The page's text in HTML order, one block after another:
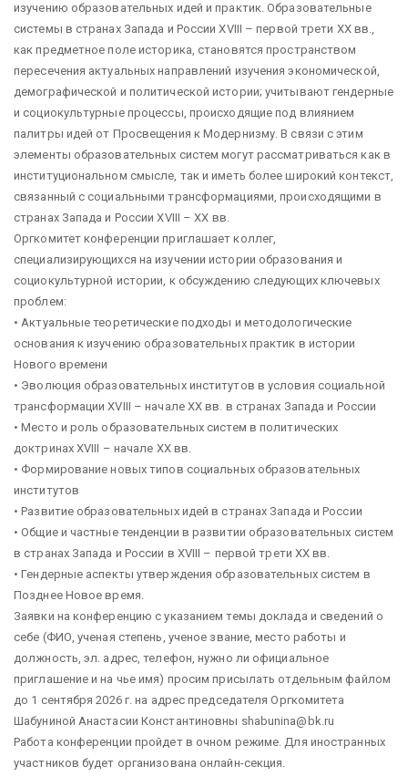
изучению образовательных идей и практик. Образовательные
системы в странах Запада и России XVIII – первой трети XX вв.,
как предметное поле историка, становятся пространством
пересечения актуальных направлений изучения экономической,
демографической и политической истории; учитывают гендерные
и социокультурные процессы, происходящие под влиянием
палитры идей от Просвещения к Модернизму. В связи с этим
элементы образовательных систем могут рассматриваться как в
институциональном смысле, так и иметь более широкий контекст,
связанный с социальными трансформациями, происходящими в
странах Запада и России XVIII – XX вв.
Оргкомитет конференции приглашает коллег,
специализирующихся на изучении истории образования и
социокультурной истории, к обсуждению следующих ключевых
проблем:
• Актуальные теоретические подходы и методологические
основания к изучению образовательных практик в истории
Нового времени
• Эволюция образовательных институтов в условия социальной
трансформации XVIII – начале XX вв. в странах Запада и России
• Место и роль образовательных систем в политических
доктринах XVIII – начале XX вв.
• Формирование новых типов социальных образовательных
институтов
• Развитие образовательных идей в странах Запада и России
• Общие и частные тенденции в развитии образовательных систем
в странах Запада и России в XVIII – первой трети XX вв.
• Гендерные аспекты утверждения образовательных систем в
Позднее Новое время.
Заявки на конференцию с указанием темы доклада и сведений о
себе (ФИО, ученая степень, ученое звание, место работы и
должность, эл. адрес, телефон, нужно ли официальное
приглашение и на чье имя) просим присылать отдельным файлом
до 1 сентября 2026 г. на адрес председателя Оргкомитета
Шабуниной Анастасии Константиновны shabunina@bk.ru
Работа конференции пройдет в очном режиме. Для иностранных
участников будет организована онлайн-секция.